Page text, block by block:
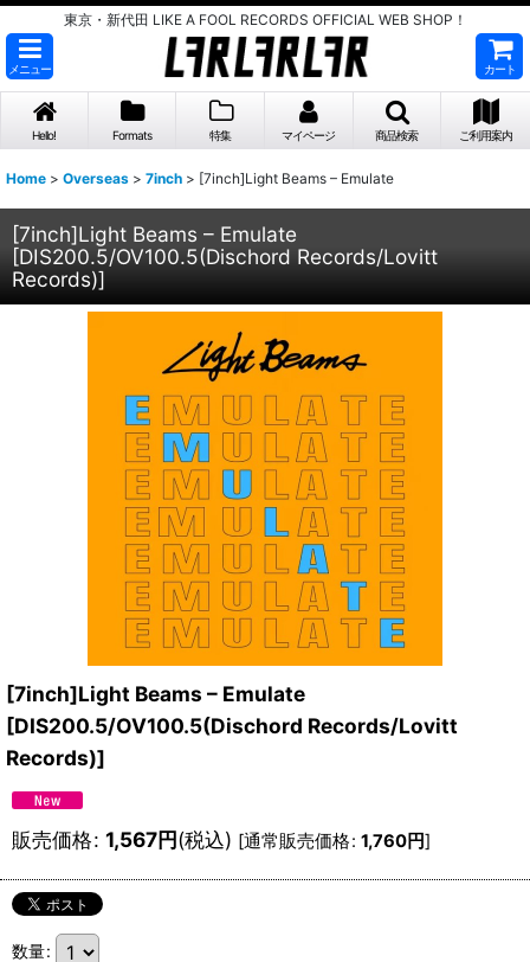
東京・新代田 LIKE A FOOL RECORDS OFFICIAL WEB SHOP！
メニュー カート
Hello! Formats 特集 マイページ 商品検索 ご利用案内
Home > Overseas > 7inch > [7inch]Light Beams – Emulate
[7inch]Light Beams – Emulate
[DIS200.5/OV100.5(Dischord Records/Lovitt
Records)]
[7inch]Light Beams – Emulate
[DIS200.5/OV100.5(Dischord Records/Lovitt
Records)]
販売価格: 1,567円(税込) [通常販売価格: 1,760円]
数量: